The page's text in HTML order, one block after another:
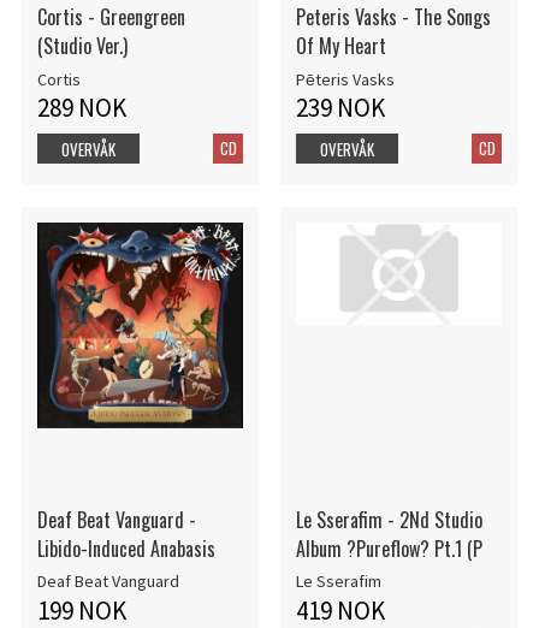
Cortis - Greengreen
(Studio Ver.)
Cortis
289 NOK
CD
OVERVÅK
Peteris Vasks - The Songs
Of My Heart
Pēteris Vasks
239 NOK
CD
OVERVÅK
Deaf Beat Vanguard -
Libido-Induced Anabasis
Deaf Beat Vanguard
199 NOK
Le Sserafim - 2Nd Studio
Album ?Pureflow? Pt.1 (P
Le Sserafim
419 NOK